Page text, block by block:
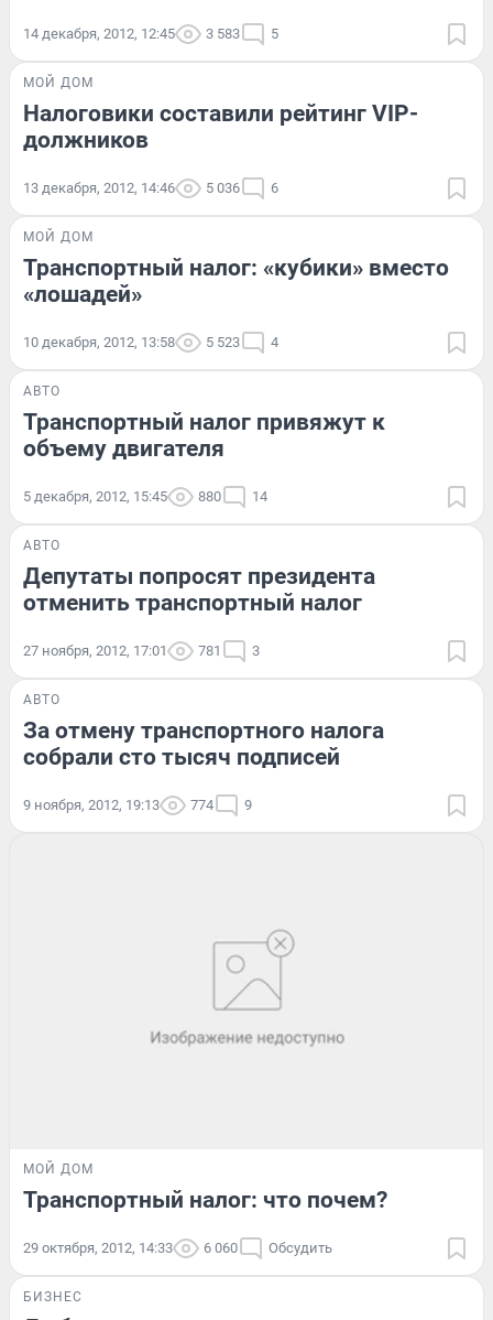
14 декабря, 2012, 12:45 3 583 5
МОЙ ДОМ
Налоговики составили рейтинг VIP-
должников
13 декабря, 2012, 14:46 5 036 6
МОЙ ДОМ
Транспортный налог: «кубики» вместо
«лошадей»
10 декабря, 2012, 13:58 5 523 4
АВТО
Транспортный налог привяжут к
объему двигателя
5 декабря, 2012, 15:45 880 14
АВТО
Депутаты попросят президента
отменить транспортный налог
27 ноября, 2012, 17:01 781 3
АВТО
За отмену транспортного налога
собрали сто тысяч подписей
9 ноября, 2012, 19:13 774 9
МОЙ ДОМ
Транспортный налог: что почем?
29 октября, 2012, 14:33 6 060 Обсудить
БИЗНЕС